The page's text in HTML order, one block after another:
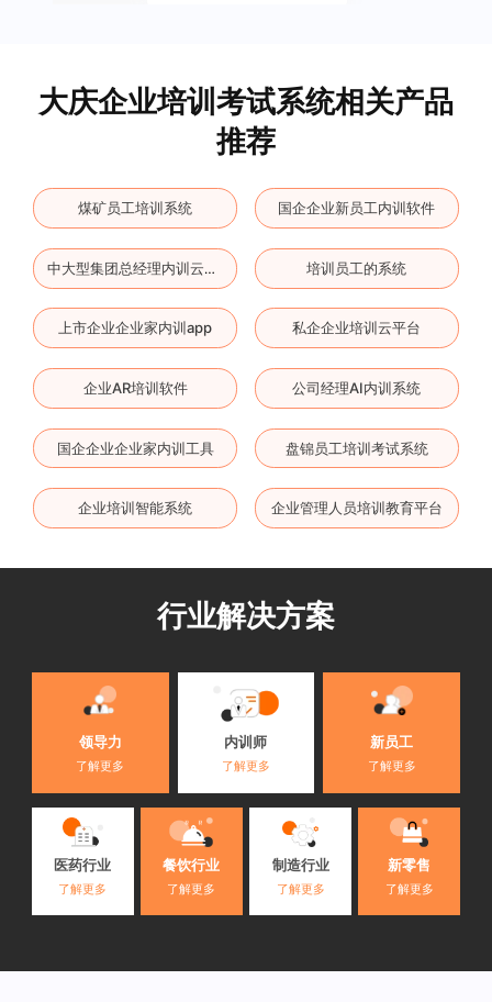
大庆企业培训考试系统相关产品
推荐
煤矿员工培训系统 国企企业新员工内训软件
中大型集团总经理内训云平台 培训员工的系统
上市企业企业家内训app 私企企业培训云平台
企业AR培训软件 公司经理AI内训系统
国企企业企业家内训工具 盘锦员工培训考试系统
企业培训智能系统 企业管理人员培训教育平台
行业解决方案
领导力
了解更多
内训师
了解更多
新员工
了解更多
医药行业
了解更多
餐饮行业
了解更多
制造行业
了解更多
新零售
了解更多